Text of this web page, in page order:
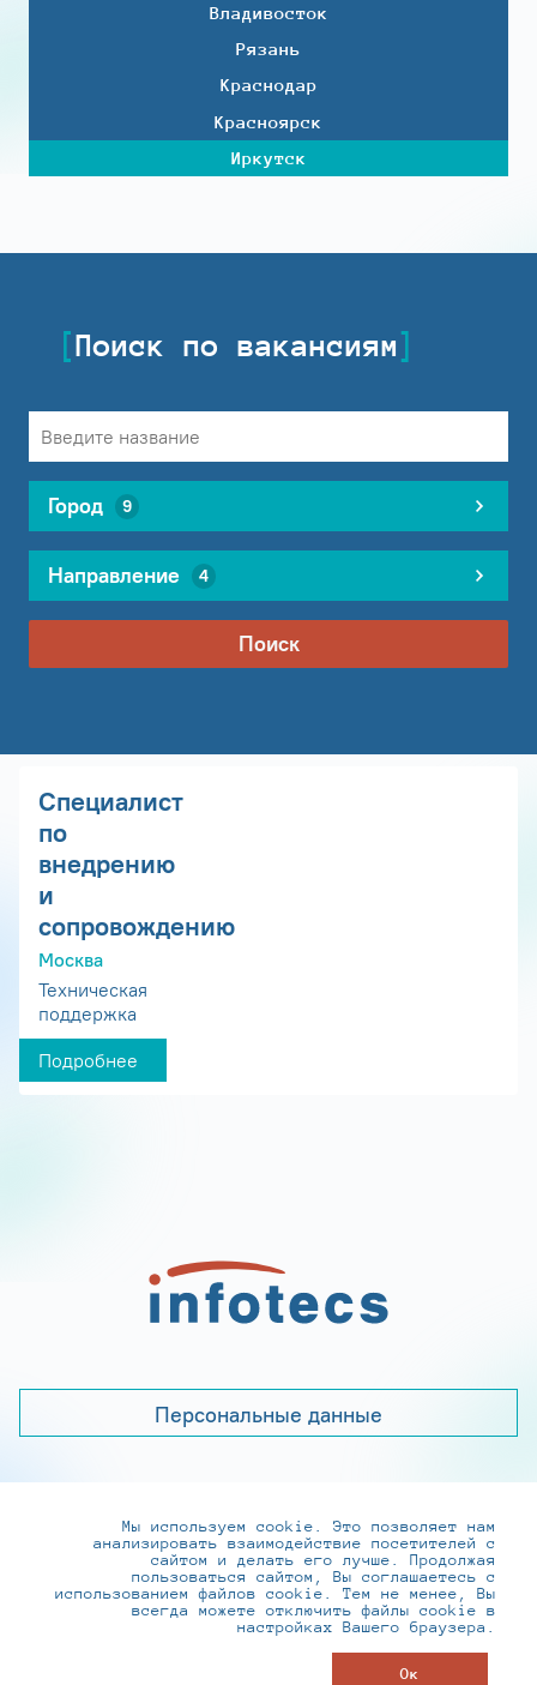
Владивосток
Рязань
Краснодар
Красноярск
Иркутск
Поиск по вакансиям
Город 9
Направление 4
Поиск
Специалист
по
внедрению
и
сопровождению
Москва
Техническая
поддержка
Подробнее
Персональные данные
+7 (495) 737-6192, 8-800-250-0-260
practice@infotecs.ru,hr@infotecs.ru
127273, г. Москва, Отрадная ул., 2Б строение 1
Мы используем cookie. Это позволяет нам
анализировать взаимодействие посетителей с
сайтом и делать его лучше. Продолжая
пользоваться сайтом, Вы соглашаетесь с
использованием файлов cookie. Тем не менее, Вы
всегда можете отключить файлы cookie в
настройках Вашего браузера.
Ок